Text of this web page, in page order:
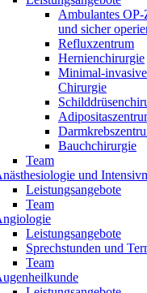
Ambulantes OP-
und sicher
Refluxzentrum
Hernienchirurgie
Minimal-
Chirurgie
Bauchchirurgie
Team
und
Leistungsangebote
Team
Leistungsangebote
Sprechstunden und
Team